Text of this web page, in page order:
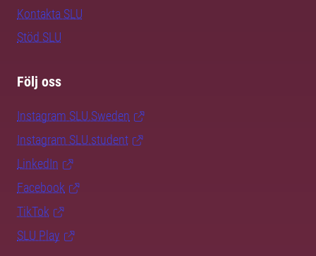
Kontakta SLU
Stöd SLU
Följ oss
Instagram SLU.Sweden
Instagram SLU.student
LinkedIn
Facebook
TikTok
SLU Play